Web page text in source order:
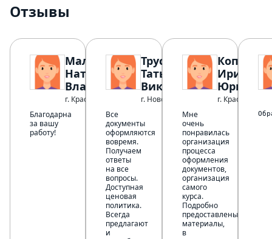
Отзывы
Малуха
Наталья
Владимировнав
г. Красный Сулин
Благодарна
за вашу
работу!
Трусова
Татьяна
Викторовна
г. Новороссийск
Все
документы
оформляются
вовремя.
Получаем
ответы
на все
вопросы.
Доступная
ценовая
политика.
Всегда
предлагают
и
Ирина
Юрьевна
г. Краснодар
Мне
очень
понравилась
организация
процесса
оформления
документов,
организация
самого
курса.
Подробно
предоставлены
материалы,
в